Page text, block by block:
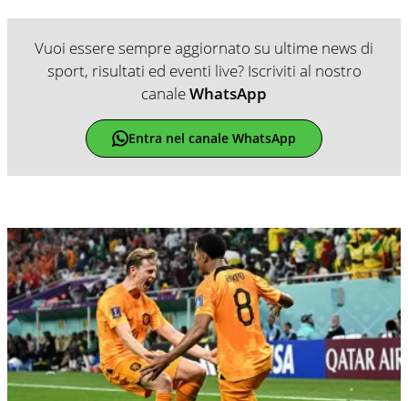
Vuoi essere sempre aggiornato su ultime news di
sport, risultati ed eventi live? Iscriviti al nostro
canaleWhatsApp
Entra nel canale WhatsApp